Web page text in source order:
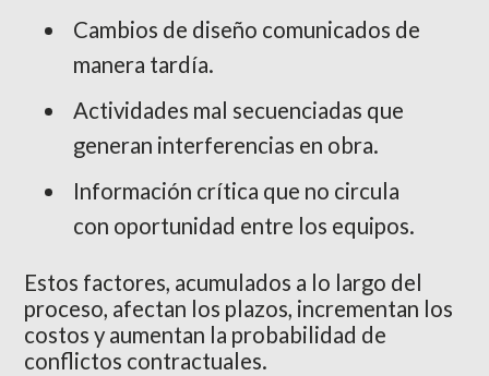
Cambios de diseño comunicados de
manera tardía.
Actividades mal secuenciadas que
generan interferencias en obra.
Información crítica que no circula
con oportunidad entre los equipos.
Estos factores, acumulados a lo largo del
proceso, afectan los plazos, incrementan los
costos y aumentan la probabilidad de
conflictos contractuales.